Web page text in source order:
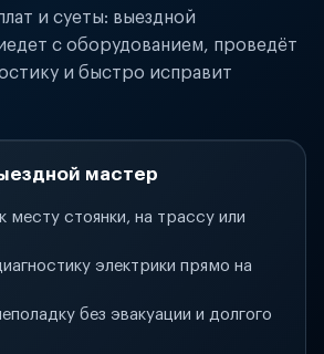
и суеты: выездной
с оборудованием, проведёт
и быстро исправит
мастер
месту стоянки, на трассу или
электрики прямо на
без эвакуации и долгого